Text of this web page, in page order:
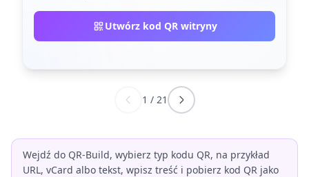
Utwórz kod QR witryny
1 / 21
Wejdź do QR-Build, wybierz typ kodu QR, na przykład
URL, vCard albo tekst, wpisz treść i pobierz kod QR jako